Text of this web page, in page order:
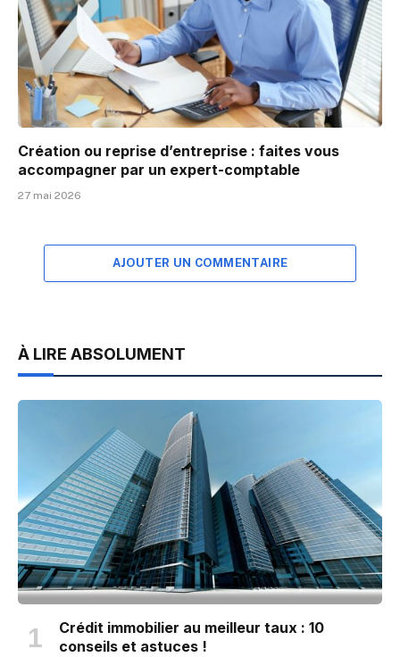
Création ou reprise d’entreprise : faites vous
accompagner par un expert-comptable
27 mai 2026
AJOUTER UN COMMENTAIRE
À LIRE ABSOLUMENT
Crédit immobilier au meilleur taux : 10
conseils et astuces !